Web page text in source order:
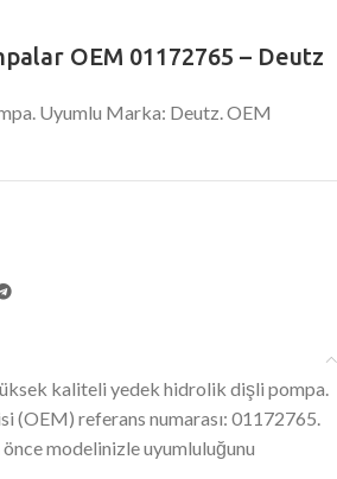
OEM 01172765 – Deutz
Uyumlu Marka: Deutz. OEM
kaliteli yedek hidrolik dişli pompa.
(OEM) referans numarası: 01172765.
modelinizle uyumluluğunu